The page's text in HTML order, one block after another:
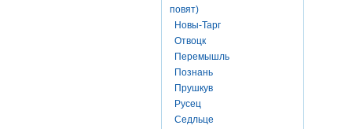
повят)
Новы-Тарг
Отвоцк
Перемышль
Познань
Прушкув
Русец
Седльце